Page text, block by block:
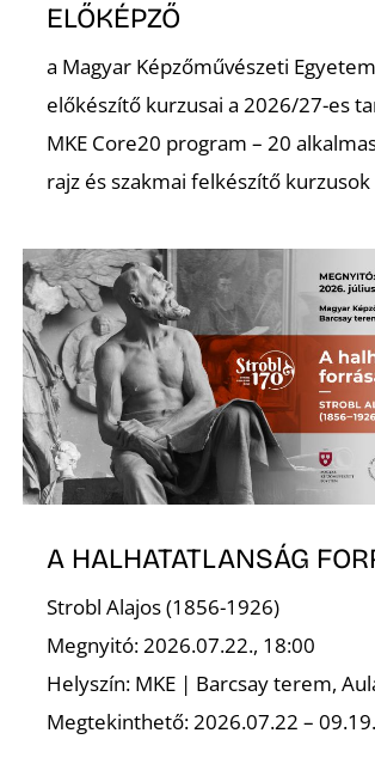
ELŐKÉPZŐ
a Magyar Képzőművészeti
előkészítő kurzusai a 2026/27-es
MKE Core20 program – 20
rajz és szakmai felkészítő kurzusok
A HALHATATLANSÁG
Strobl Alajos (1856-1926)
Megnyitó: 2026.07.22., 18:00
Helyszín: MKE | Barcsay terem,
Megtekinthető: 2026.07.22 – 09.19.